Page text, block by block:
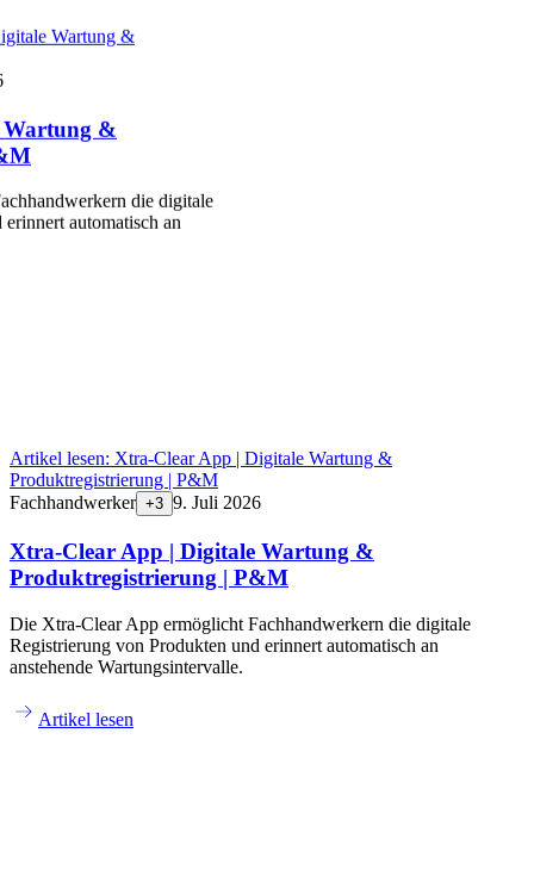
Wartung &
Wartung &
die digitale
automatisch an
Artikel lesen: Xtra-Clear App | Digitale Wartung &
Produktregistrierung | P&M
Fachhandwerker +3 9. Juli 2026
Xtra-Clear App | Digitale Wartung &
Produktregistrierung | P&M
Die Xtra-Clear App ermöglicht Fachhandwerkern die digitale
Registrierung von Produkten und erinnert automatisch an
anstehende Wartungsintervalle.
Artikel lesen